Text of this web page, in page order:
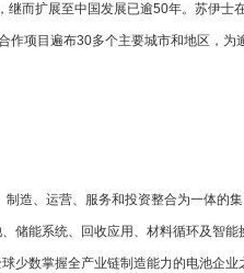
继而扩展至中国发展已逾50年。苏伊士
作项目遍布30多个主要城市和地区，
造、运营、服务和投资整合为一体的
储能系统、回收应用、材料循环及智
数掌握全产业链制造能力的电池企业